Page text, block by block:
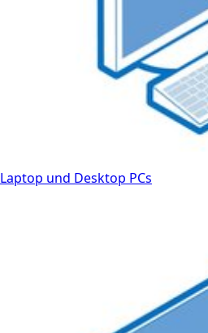
Laptop und Desktop PCs